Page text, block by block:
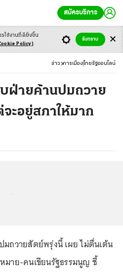
สมัครบริการ
ข่าว การเมือง ไทยรัฐออนไลน์
ฝ่ายค้านปมถวาย
ะอยู่สภาให้มาก
ถวายสัตย์พรุ่งนี้ เผย ไม่ตื่นเต้น
าย-คนเขียนรัฐธรรมนูญ ชี้
รใช้งานที่ดียิ่งขึ้น
Policy)
รับทราบ